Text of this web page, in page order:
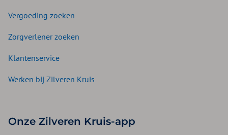
Vergoeding zoeken
Zorgverlener zoeken
Klantenservice
Werken bij Zilveren Kruis
Onze Zilveren Kruis-app